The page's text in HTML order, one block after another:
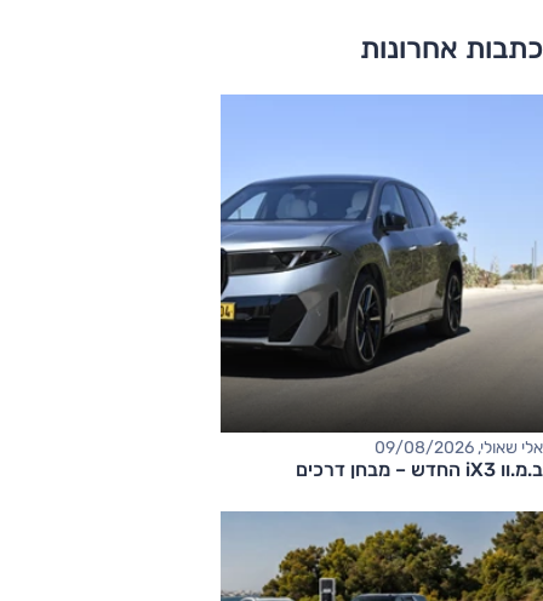
כתבות אחרונות
אלי שאולי, 09/08/2026
ב.מ.וו iX3 החדש – מבחן דרכים